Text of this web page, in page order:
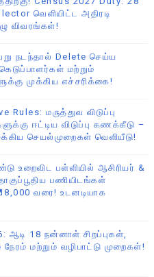
வெளியிட்ட அதிரடி
விவரங்கள்!
நடந்தால் Delete செய்ய
மற்றும்
முக்கிய எச்சரிக்கை!
Rules: மருத்துவ விடுப்பு
ஈட்டிய விடுப்பு கணக்கீடு –
செயல்முறைகள் வெளியீடு!
உறைவிட பள்ளியில் ஆசிரியர் &
பணியிடங்கள்
வரை! உடனடியாக
ஆடி 18 நன்னாள் சிறப்புகள்,
நேரம் மற்றும் வழிபாட்டு முறைகள்!